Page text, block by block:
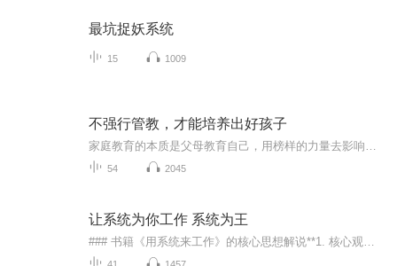
最坑捉妖系统
15 1009
不强行管教，才能培养出好孩子
54 2045
让系统为你工作 系统为王